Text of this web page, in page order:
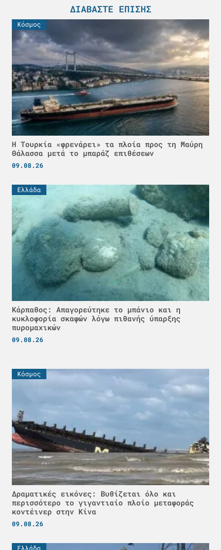
ΔΙΑΒΆΣΤΕ ΕΠΊΣΗΣ
Κόσμος
Η Τουρκία «φρενάρει» τα πλοία προς τη Μαύρη
Θάλασσα μετά το μπαράζ επιθέσεων
09.08.26
Ελλάδα
Κάρπαθος: Απαγορεύτηκε το μπάνιο και η
κυκλοφορία σκαφών λόγω πιθανής ύπαρξης
πυρομαχικών
09.08.26
Κόσμος
Δραματικές εικόνες: Βυθίζεται όλο και
περισσότερο το γιγαντιαίο πλοίο μεταφοράς
κοντέινερ στην Κίνα
09.08.26
Ελλάδα